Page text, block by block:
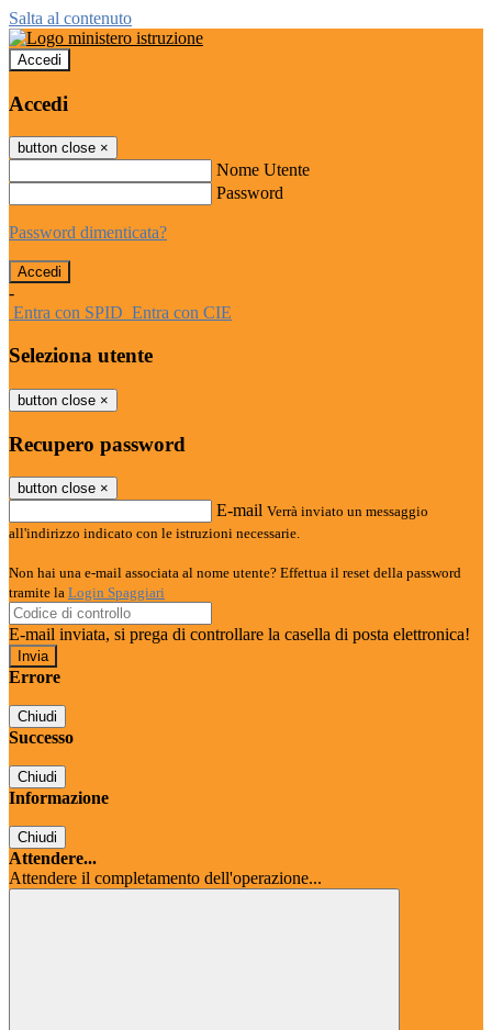
Salta al contenuto
Accedi
Accedi
button close ×
Nome Utente
Password
Password dimenticata?
-
Entra con SPID Entra con CIE
Seleziona utente
button close ×
Recupero password
button close ×
E-mail Verrà inviato un messaggio
all'indirizzo indicato con le istruzioni necessarie.
Non hai una e-mail associata al nome utente? Effettua il reset della password
tramite la Login Spaggiari
E-mail inviata, si prega di controllare la casella di posta elettronica!
Errore
Chiudi
Successo
Chiudi
Informazione
Chiudi
Attendere...
Attendere il completamento dell'operazione...